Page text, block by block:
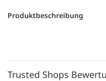
Produktbeschreibung
Trusted Shops